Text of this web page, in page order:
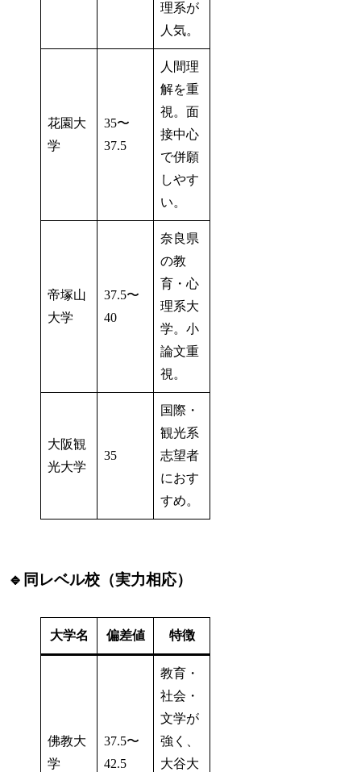
理系が
人気。
花園大
学
35〜
37.5
人間理
解を重
視。面
接中心
で併願
しやす
い。
帝塚山
大学
37.5〜
40
奈良県
の教
育・心
理系大
学。小
論文重
視。
大阪観
光大学
35
国際・
観光系
志望者
におす
すめ。
🔹同レベル校（実力相応）
大学名 偏差値 特徴
佛教大
学
37.5〜
42.5
教育・
社会・
文学が
強く、
大谷大